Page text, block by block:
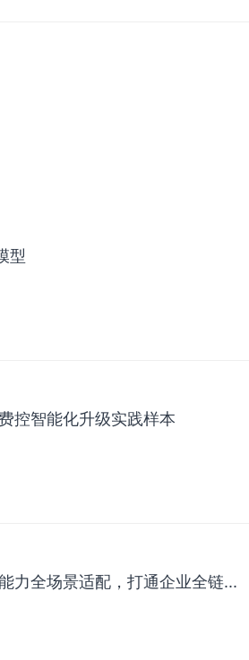
型
控智能化升级实践样本
力全场景适配，打通企业全链...